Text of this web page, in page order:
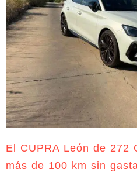
El CUPRA León de 272
más de 100 km sin